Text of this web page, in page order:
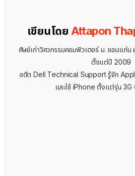
เขียนโดย Attapon
ศิษย์เก่าวิศวกรรมคอมพิวเตอร์ ม. ขอนแก่
ตั้งแต่ปี 2009
อดีต Dell Technical Support รู้จัก
และใช้ iPhone ตั้งแต่รุ่น 3G